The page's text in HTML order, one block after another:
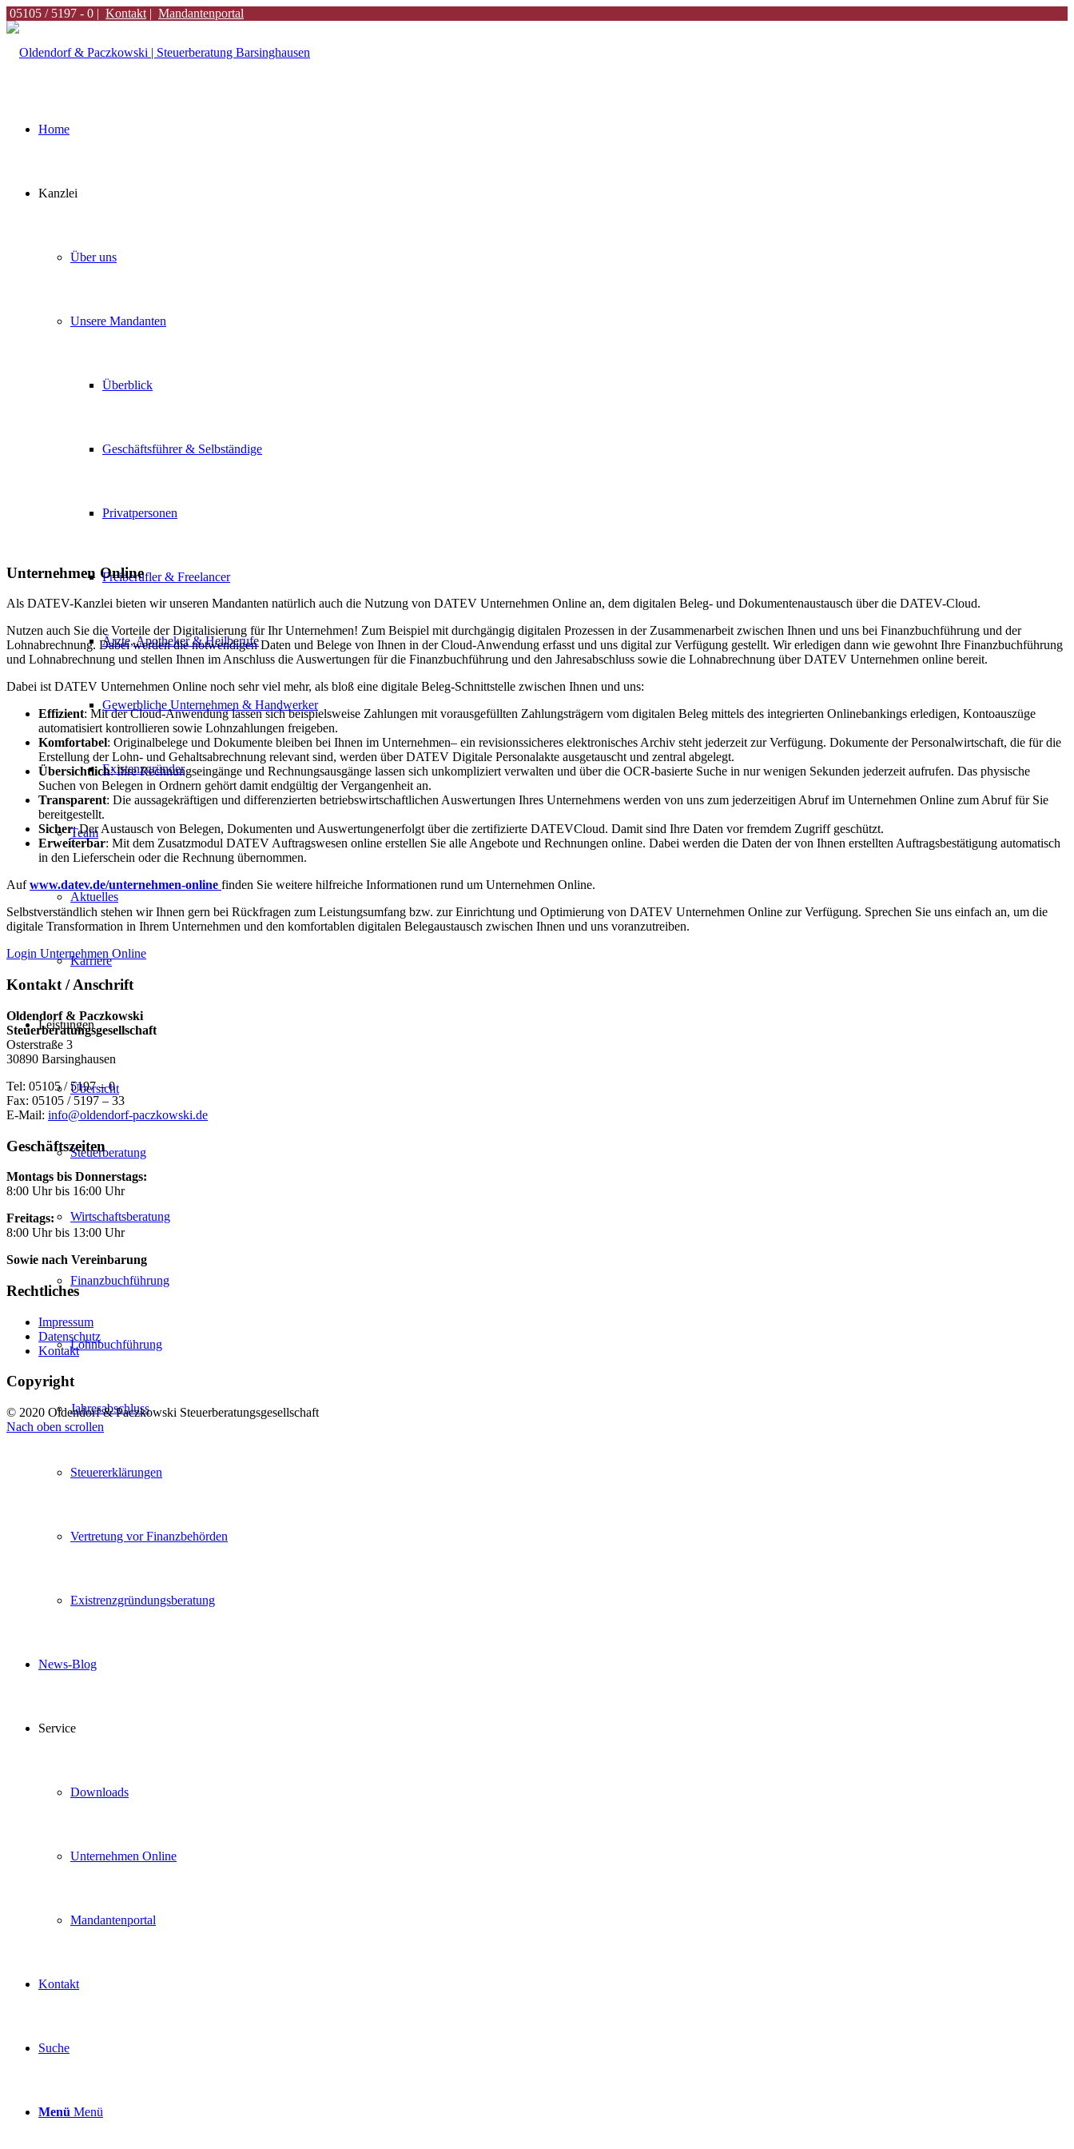
05105 / 5197 - 0 | Kontakt | Mandantenportal
Home
Kanzlei
Über uns
Unsere Mandanten
Überblick
Geschäftsführer & Selbständige
Privatpersonen
Freiberufler & Freelancer
Ärzte, Apotheker & Heilberufe
Gewerbliche Unternehmen & Handwerker
Existenzgründer
Team
Aktuelles
Karriere
Leistungen
Übersicht
Steuerberatung
Wirtschaftsberatung
Finanzbuchführung
Lohnbuchführung
Jahresabschluss
Steuererklärungen
Vertretung vor Finanzbehörden
Existrenzgründungsberatung
News-Blog
Service
Downloads
Unternehmen Online
Mandantenportal
Kontakt
Suche
Menü Menü
Unternehmen Online
Als DATEV-Kanzlei bieten wir unseren Mandanten natürlich auch die Nutzung von DATEV Unternehmen Online an, dem digitalen Beleg- und Dokumentenaustausch über die DATEV-Cloud.
Nutzen auch Sie die Vorteile der Digitalisierung für Ihr Unternehmen! Zum Beispiel mit durchgängig digitalen Prozessen in der Zusammenarbeit zwischen Ihnen und uns bei Finanzbuchführung und der
Lohnabrechnung. Dabei werden die notwendigen Daten und Belege von Ihnen in der Cloud-Anwendung erfasst und uns digital zur Verfügung gestellt. Wir erledigen dann wie gewohnt Ihre Finanzbuchführung
und Lohnabrechnung und stellen Ihnen im Anschluss die Auswertungen für die Finanzbuchführung und den Jahresabschluss sowie die Lohnabrechnung über DATEV Unternehmen online bereit.
Dabei ist DATEV Unternehmen Online noch sehr viel mehr, als bloß eine digitale Beleg-Schnittstelle zwischen Ihnen und uns:
Effizient: Mit der Cloud-Anwendung lassen sich beispielsweise Zahlungen mit vorausgefüllten Zahlungsträgern vom digitalen Beleg mittels des integrierten Onlinebankings erledigen, Kontoauszüge
automatisiert kontrollieren sowie Lohnzahlungen freigeben.
Komfortabel: Originalbelege und Dokumente bleiben bei Ihnen im Unternehmen– ein revisionssicheres elektronisches Archiv steht jederzeit zur Verfügung. Dokumente der Personalwirtschaft, die für die
Erstellung der Lohn- und Gehaltsabrechnung relevant sind, werden über DATEV Digitale Personalakte ausgetauscht und zentral abgelegt.
Übersichtlich: Ihre Rechnungseingänge und Rechnungsausgänge lassen sich unkompliziert verwalten und über die OCR-basierte Suche in nur wenigen Sekunden jederzeit aufrufen. Das physische
Suchen von Belegen in Ordnern gehört damit endgültig der Vergangenheit an.
Transparent: Die aussagekräftigen und differenzierten betriebswirtschaftlichen Auswertungen Ihres Unternehmens werden von uns zum jederzeitigen Abruf im Unternehmen Online zum Abruf für Sie
bereitgestellt.
Sicher: Der Austausch von Belegen, Dokumenten und Auswertungenerfolgt über die zertifizierte DATEVCloud. Damit sind Ihre Daten vor fremdem Zugriff geschützt.
Erweiterbar: Mit dem Zusatzmodul DATEV Auftragswesen online erstellen Sie alle Angebote und Rechnungen online. Dabei werden die Daten der von Ihnen erstellten Auftragsbestätigung automatisch
in den Lieferschein oder die Rechnung übernommen.
Aufwww.datev.de/unternehmen-online finden Sie weitere hilfreiche Informationen rund um Unternehmen Online.
Selbstverständlich stehen wir Ihnen gern bei Rückfragen zum Leistungsumfang bzw. zur Einrichtung und Optimierung von DATEV Unternehmen Online zur Verfügung. Sprechen Sie uns einfach an, um die
digitale Transformation in Ihrem Unternehmen und den komfortablen digitalen Belegaustausch zwischen Ihnen und uns voranzutreiben.
Login Unternehmen Online
Kontakt / Anschrift
Oldendorf & Paczkowski
Steuerberatungsgesellschaft
Osterstraße 3
30890 Barsinghausen
Tel: 05105 / 5197 – 0
Fax: 05105 / 5197 – 33
E-Mail: info@oldendorf-paczkowski.de
Geschäftszeiten
Montags bis Donnerstags:
8:00 Uhr bis 16:00 Uhr
Freitags:
8:00 Uhr bis 13:00 Uhr
Sowie nach Vereinbarung
Rechtliches
Impressum
Datenschutz
Kontakt
Copyright
© 2020 Oldendorf & Paczkowski Steuerberatungsgesellschaft
Nach oben scrollen